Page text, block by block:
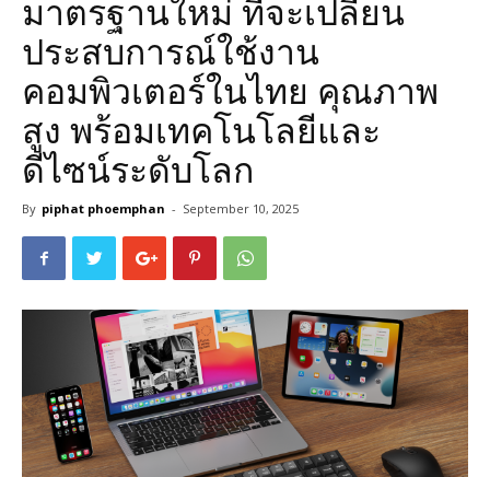
มาตรฐานใหม่ ที่จะเปลี่ยน
ประสบการณ์ใช้งาน
คอมพิวเตอร์ในไทย คุณภาพ
สูง พร้อมเทคโนโลยีและ
ดีไซน์ระดับโลก
By piphat phoemphan - September 10, 2025